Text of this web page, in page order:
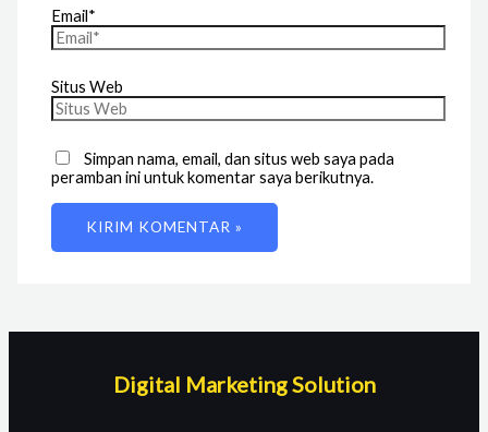
Email*
Situs Web
Simpan nama, email, dan situs web saya pada
peramban ini untuk komentar saya berikutnya.
Digital Marketing Solution